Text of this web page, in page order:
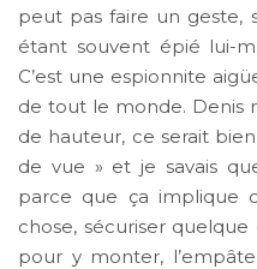
peut pas faire un geste,
étant souvent épié lui-
C’est une espionnite
de tout le monde. Denis
de hauteur, ce serait
de vue » et je savais
parce que ça implique
chose, sécuriser
pour y monter,